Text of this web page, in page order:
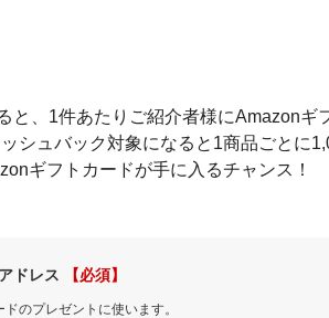
、1件あたりご紹介者様にAmazonギ
ュバック対象になると1商品ごとに
ギフトカードが手に入るチャンス！